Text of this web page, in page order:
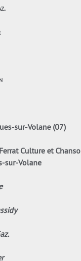
sur-Volane (07)
Culture et
sur-Volane